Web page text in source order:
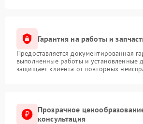
Гарантия на работы и
Предоставляется документированная
выполненные работы и установленные
защищает клиента от повторных
Прозрачное
консультация